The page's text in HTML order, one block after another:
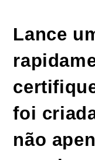
Lance
foi
não